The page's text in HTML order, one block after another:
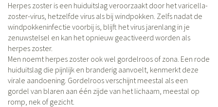
Herpes zoster is een huiduitslag veroorzaakt door het varicella-
zoster-virus, hetzelfde virus als bij windpokken. Zelfs nadat de
windpokkeninfectie voorbij is, blijft het virus jarenlang in je
zenuwstelsel en kan het opnieuw geactiveerd worden als
herpes zoster.
Men noemt herpes zoster ook wel gordelroos of zona. Een rode
huiduitslag die pijnlijk en branderig aanvoelt, kenmerkt deze
virale aandoening. Gordelroos verschijnt meestal als een
gordel van blaren aan één zijde van het lichaam, meestal op
romp, nek of gezicht.